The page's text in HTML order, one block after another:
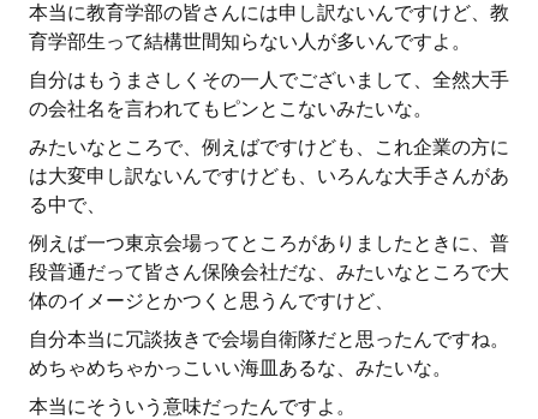
本当に教育学部の皆さんには申し訳ないんですけど、教
育学部生って結構世間知らない人が多いんですよ。
自分はもうまさしくその一人でございまして、全然大手
の会社名を言われてもピンとこないみたいな。
みたいなところで、例えばですけども、これ企業の方に
は大変申し訳ないんですけども、いろんな大手さんがあ
る中で、
例えば一つ東京会場ってところがありましたときに、普
段普通だって皆さん保険会社だな、みたいなところで大
体のイメージとかつくと思うんですけど、
自分本当に冗談抜きで会場自衛隊だと思ったんですね。
めちゃめちゃかっこいい海皿あるな、みたいな。
本当にそういう意味だったんですよ。